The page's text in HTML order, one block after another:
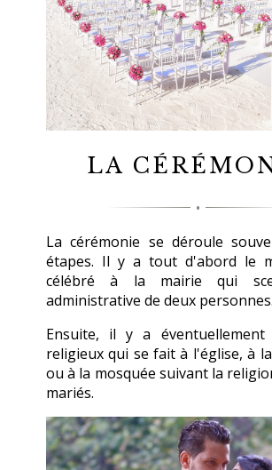
LA
La cérémonie se déroule
étapes. Il y a tout d'abord le
célébré à la mairie qui
administrative de deux personnes.
Ensuite, il y a éventuellement
religieux qui se fait à l'église, à
ou à la mosquée suivant la
mariés.